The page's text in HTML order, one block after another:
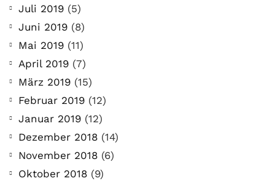
Juli 2019 (5)
Juni 2019 (8)
Mai 2019 (11)
April 2019 (7)
März 2019 (15)
Februar 2019 (12)
Januar 2019 (12)
Dezember 2018 (14)
November 2018 (6)
Oktober 2018 (9)